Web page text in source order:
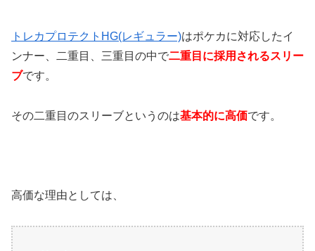
トレカプロテクトHG(レギュラー)はポケカに対応したイ
ンナー、二重目、三重目の中で二重目に採用されるスリー
ブです。
その二重目のスリーブというのは基本的に高価です。
高価な理由としては、